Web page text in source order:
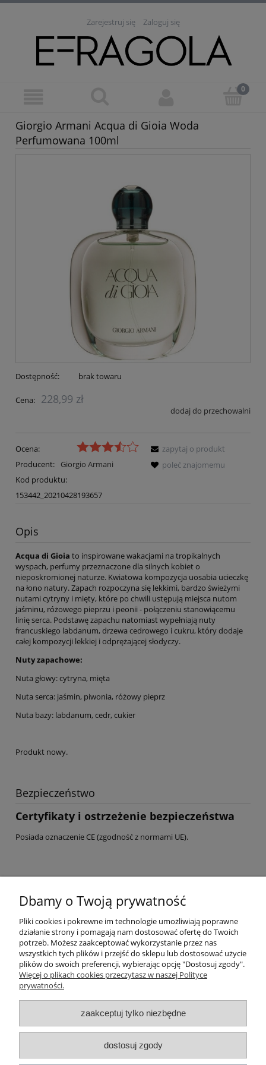
Zarejestruj się Zaloguj się
Giorgio Armani Acqua di Gioia Woda
Perfumowana 100ml
Dostępność: brak towaru
Cena: 228,99 zł
dodaj do przechowalni
Ocena:
Producent:
Giorgio Armani
Kod produktu:
153442_20210428193657
zapytaj o produkt
poleć znajomemu
Opis
Acqua di Gioia to inspirowane wakacjami na tropikalnych
wyspach, perfumy przeznaczone dla silnych kobiet o
nieposkromionej naturze. Kwiatowa kompozycja uosabia ucieczkę
na łono natury. Zapach rozpoczyna się lekkimi, bardzo świeżymi
nutami cytryny i mięty, które po chwili ustępują miejsca nutom
jaśminu, różowego pieprzu i peonii - połączeniu stanowiącemu
linię serca. Podstawę zapachu natomiast wypełniają nuty
francuskiego labdanum, drzewa cedrowego i cukru, który dodaje
całej kompozycji lekkiej i odprężającej słodyczy.
Nuty zapachowe:
Nuta głowy: cytryna, mięta
Nuta serca: jaśmin, piwonia, różowy pieprz
Nuta bazy: labdanum, cedr, cukier
Produkt nowy.
Bezpieczeństwo
Certyfikaty i ostrzeżenie bezpieczeństwa
Posiada oznaczenie CE (zgodność z normami UE).
Pomoc
Moje konto
Płatności i dostawa
Informacje
Dbamy o Twoją prywatność
Pliki cookies i pokrewne im technologie umożliwiają poprawne
działanie strony i pomagają nam dostosować ofertę do Twoich
potrzeb. Możesz zaakceptować wykorzystanie przez nas
wszystkich tych plików i przejść do sklepu lub dostosować użycie
plików do swoich preferencji, wybierając opcję "Dostosuj zgody".
Więcej o plikach cookies przeczytasz w naszej Polityce
prywatności.
zaakceptuj tylko niezbędne
dostosuj zgody